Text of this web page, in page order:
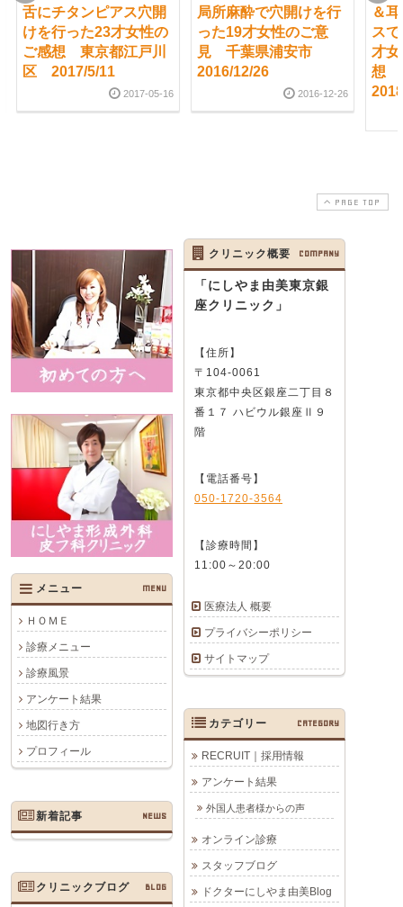
舌にチタンピアス穴開
けを行った23才女性の
ご感想 東京都江戸川
区 2017/5/11
2017-05-16
局所麻酔で穴開けを行
った19才女性のご意
見 千葉県浦安市
2016/12/26
2016-12-26
＆
ス
才
想
PAGE TOP
メニュー MENU
ＨＯＭＥ
診療メニュー
診療風景
アンケート結果
地図行き方
プロフィール
クリニック概要 COMPANY
「にしやま由美東京銀
座クリニック」
【住所】
〒104-0061
東京都中央区銀座二丁目８
番１７ ハビウル銀座Ⅱ９
階
【電話番号】
050-1720-3564
【診療時間】
11:00～20:00
医療法人 概要
プライバシーポリシー
サイトマップ
カテゴリー CATEGORY
RECRUIT｜採用情報
アンケート結果
外国人患者様からの声
オンライン診療
スタッフブログ
ドクターにしやま由美Blog
新着記事 NEWS
クリニックブログ BLOG